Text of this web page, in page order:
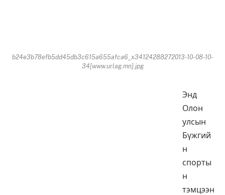
b24e3b78efb5dd45db3c615a655afca6_x34124288272013-10-08-10-
34[www.urlag.mn].jpg
Энд
Олон
улсын
Бүжгий
н
спорты
н
тэмцээн